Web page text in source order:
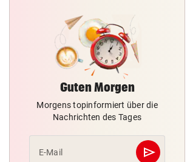
Guten Morgen
Morgens topinformiert über die
Nachrichten des Tages
E-Mail send
Abschicken